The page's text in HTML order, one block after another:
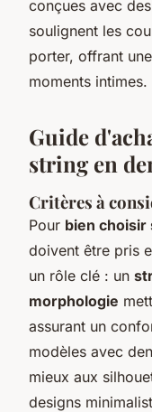
conçues avec des
soulignent les
porter, offrant
moments intimes.
Guide
string en
Critères à
Pour bien choisir
doivent être pris
un rôle clé : un
morphologie
assurant un
modèles avec
mieux aux
designs